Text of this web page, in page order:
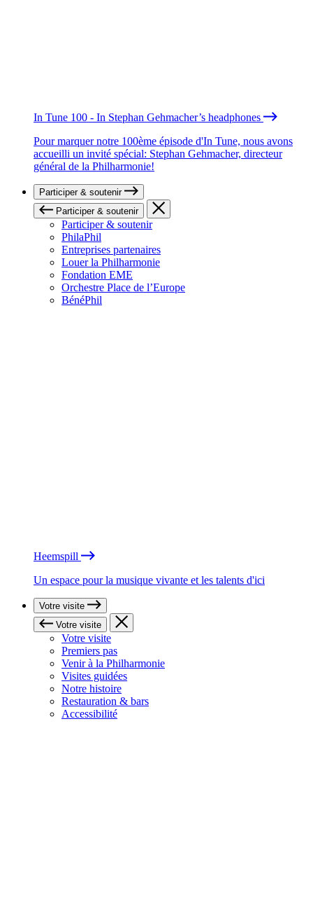
In Tune 100 - In Stephan Gehmacher’s headphones
Pour marquer notre 100ème épisode d'In Tune, nous avons
accueilli un invité spécial: Stephan Gehmacher, directeur
général de la Philharmonie!
Participer & soutenir
Participer & soutenir
Participer & soutenir
PhilaPhil
Entreprises partenaires
Louer la Philharmonie
Fondation EME
Orchestre Place de l’Europe
BénéPhil
Heemspill
Un espace pour la musique vivante et les talents d'ici
Votre visite
Votre visite
Votre visite
Premiers pas
Venir à la Philharmonie
Visites guidées
Notre histoire
Restauration & bars
Accessibilité